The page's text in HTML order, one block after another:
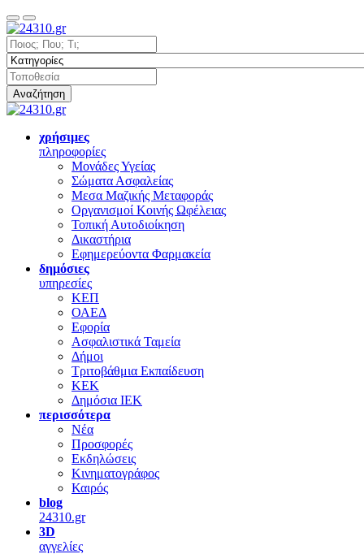
Αναζήτηση
χρήσιμες
πληροφορίες
Μονάδες Υγείας
Σώματα Ασφαλείας
Μεσα Μαζικής Μεταφοράς
Οργανισμοί Κοινής Ωφέλειας
Τοπική Αυτοδιοίκηση
Δικαστήρια
Εφημερεύοντα Φαρμακεία
δημόσιες
υπηρεσίες
ΚΕΠ
ΟΑΕΔ
Εφορία
Ασφαλιστικά Ταμεία
Δήμοι
Τριτοβάθμια Εκπαίδευση
ΚΕΚ
Δημόσια ΙΕΚ
περισσότερα
Νέα
Προσφορές
Εκδηλώσεις
Κινηματογράφος
Καιρός
blog
24310.gr
3D
αγγελίες